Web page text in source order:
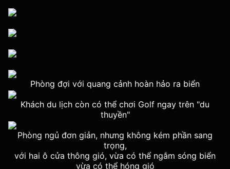
Phòng đợi với quang cảnh hoàn hảo ra biển
Khách du lịch còn có thể chơi Golf ngay trên "du
thuyền"
Phòng ngủ đơn giản, nhưng không kém phần sang
trọng,
với hai ô cửa thông gió, vừa có thể ngắm sóng biển
vừa có thể hóng gió